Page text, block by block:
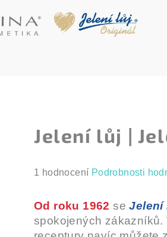
Jelení lůj |
Průměrné
produktu
5,0
1 hodnocení Podrobnosti
Od roku 1962 seJelení
spokojených zákazníků.